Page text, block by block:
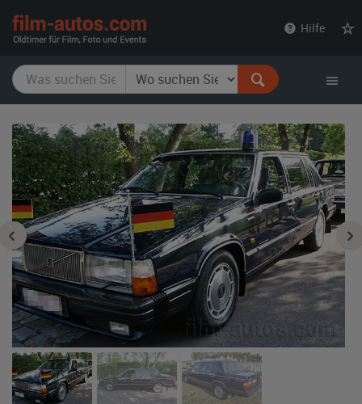
Hilfe